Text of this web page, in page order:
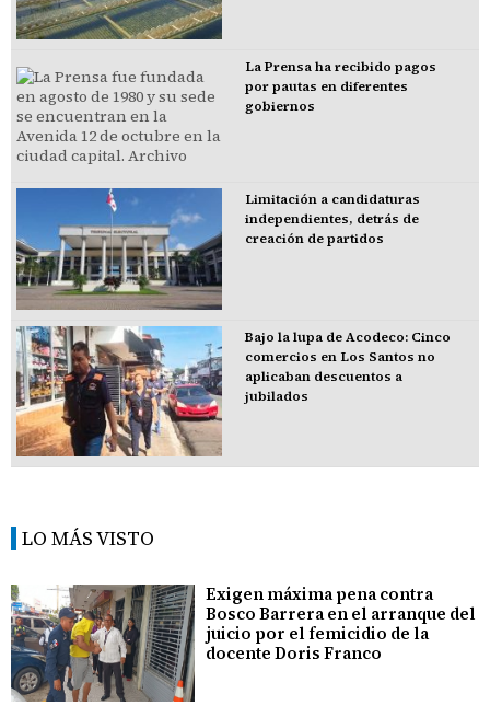
La Prensa ha recibido pagos
por pautas en diferentes
gobiernos
Limitación a candidaturas
independientes, detrás de
creación de partidos
Bajo la lupa de Acodeco: Cinco
comercios en Los Santos no
aplicaban descuentos a
jubilados
LO MÁS VISTO
Exigen máxima pena contra
Bosco Barrera en el arranque del
juicio por el femicidio de la
docente Doris Franco